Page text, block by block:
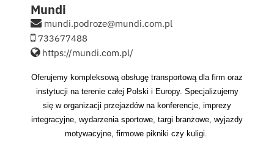
Mundi
733677488
mundi.podroze@mundi.com.pl
https://mundi.com.pl/
Oferujemy kompleksową obsługę transportową dla firm oraz
instytucji na terenie całej Polski i Europy. Specjalizujemy
się w organizacji przejazdów na konferencje, imprezy
integracyjne, wydarzenia sportowe, targi branżowe, wyjazdy
motywacyjne, firmowe pikniki czy kuligi.